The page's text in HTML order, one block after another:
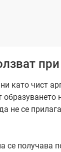
като чист
образуването
не се
се получава